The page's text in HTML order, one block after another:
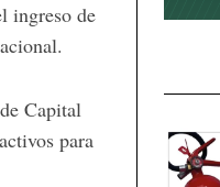
ingreso de
Capital
para